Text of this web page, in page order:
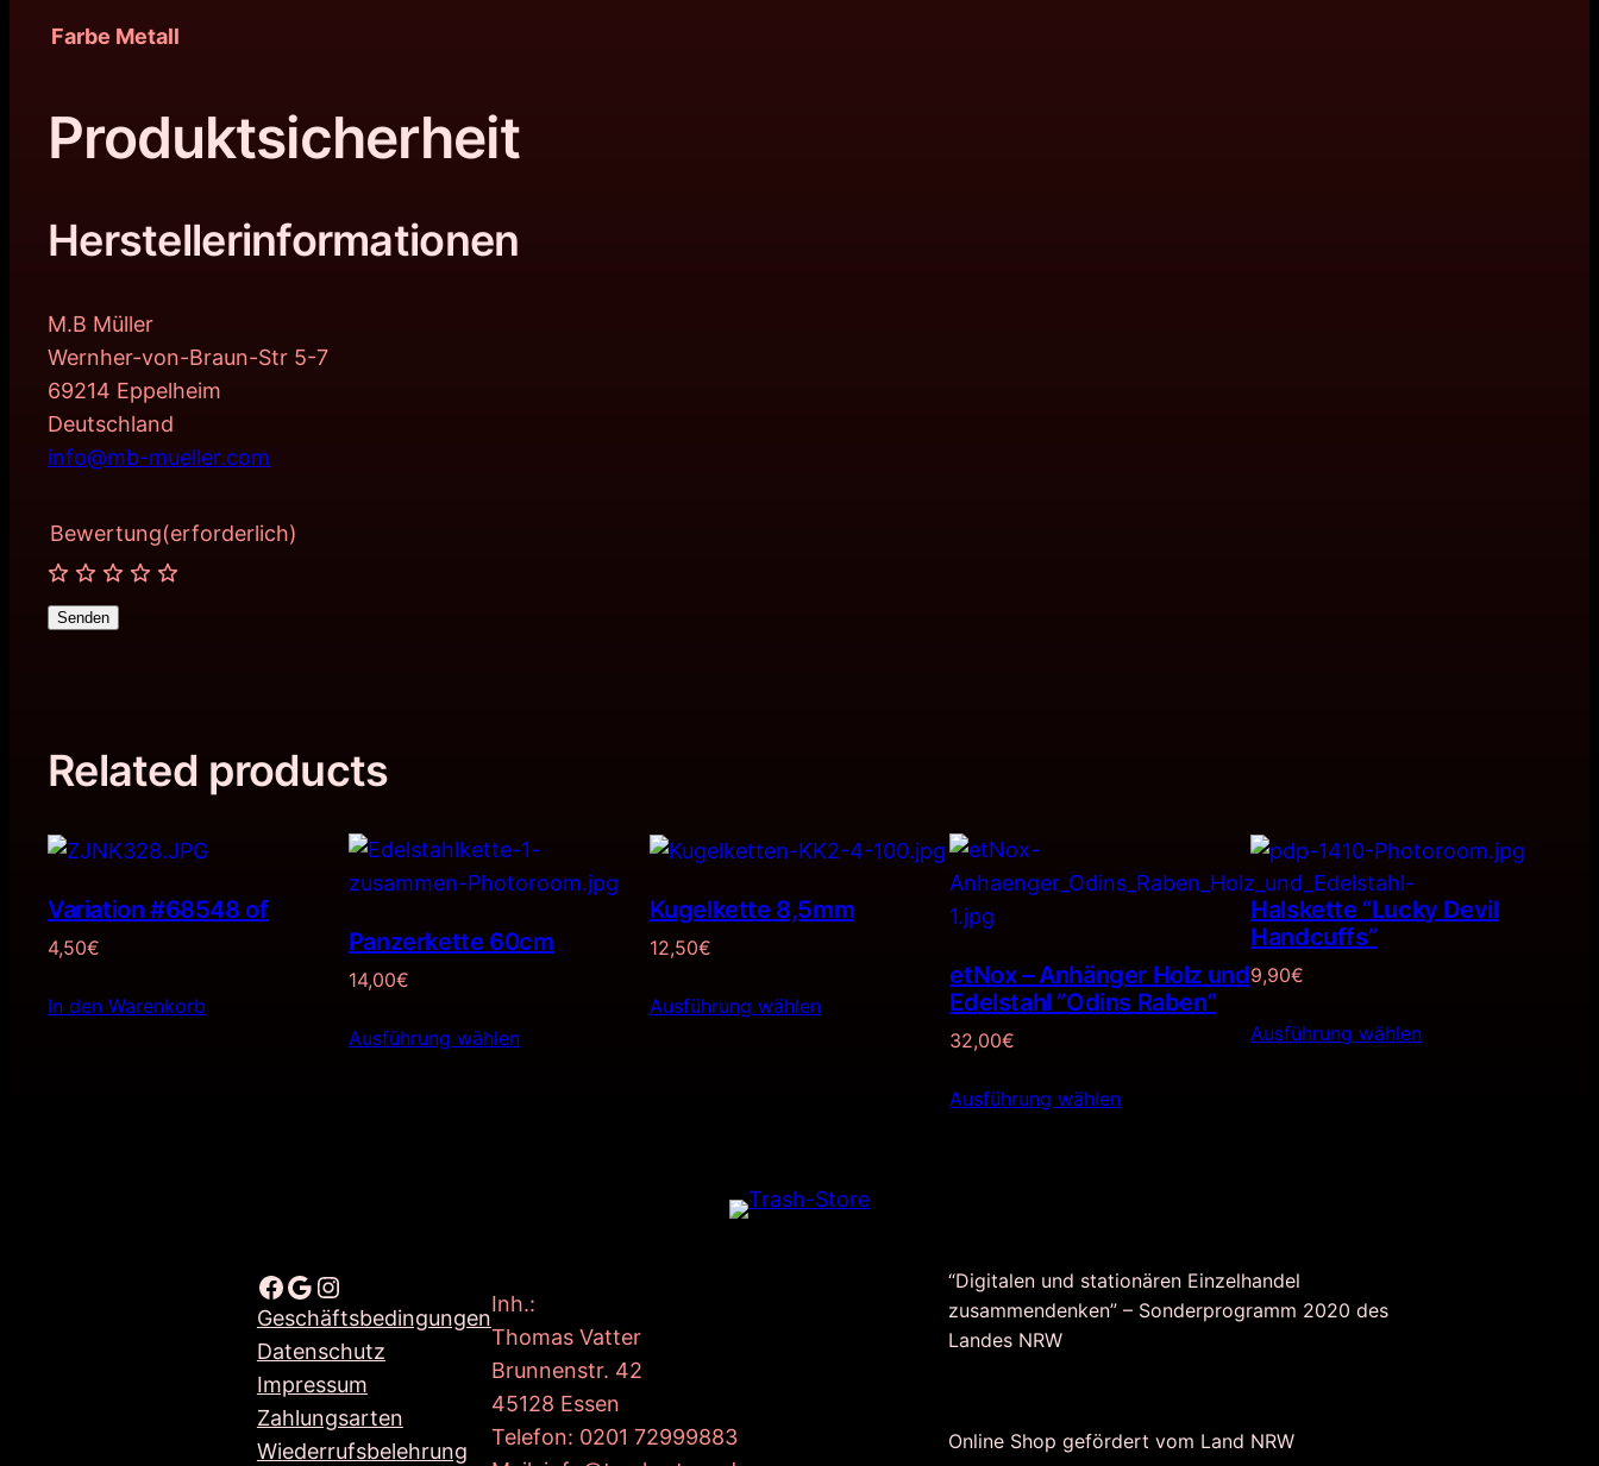
Farbe Metall
Produktsicherheit
Herstellerinformationen
M.B Müller
Wernher-von-Braun-Str 5-7
69214 Eppelheim
Deutschland
info@mb-mueller.com
Bewertung(erforderlich)
Senden
Related products
Variation #68548 of
4,50€
In den Warenkorb
Panzerkette 60cm
14,00€
Ausführung wählen
Kugelkette 8,5mm
12,50€
Ausführung wählen
etNox – Anhänger Holz und
Edelstahl ”Odins Raben”
32,00€
Ausführung wählen
Halskette “Lucky Devil
Handcuffs”
9,90€
Ausführung wählen
Facebook Google Instagram
Geschäftsbedingungen
Datenschutz
Impressum
Zahlungsarten
Wiederrufsbelehrung
Inh.:
Thomas Vatter
Brunnenstr. 42
45128 Essen
Telefon: 0201 72999883
“Digitalen und stationären Einzelhandel
zusammendenken” – Sonderprogramm 2020 des
Landes NRW
Online Shop gefördert vom Land NRW